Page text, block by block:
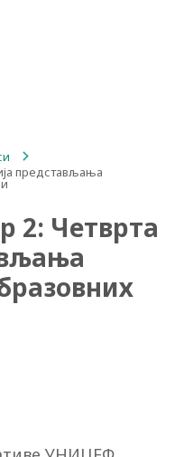
/
представљања
2: Четврта